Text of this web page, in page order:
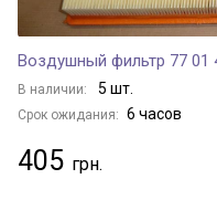
Воздушный фильтр 77 01
В наличии: 5 шт.
Срок ожидания: 6 часов
405